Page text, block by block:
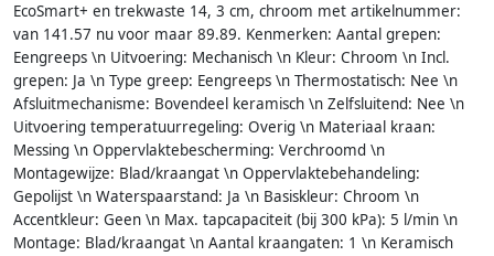
EcoSmart+ en trekwaste 14, 3 cm, chroom met artikelnummer:
van 141.57 nu voor maar 89.89. Kenmerken: Aantal grepen:
Eengreeps \n Uitvoering: Mechanisch \n Kleur: Chroom \n Incl.
grepen: Ja \n Type greep: Eengreeps \n Thermostatisch: Nee \n
Afsluitmechanisme: Bovendeel keramisch \n Zelfsluitend: Nee \n
Uitvoering temperatuurregeling: Overig \n Materiaal kraan:
Messing \n Oppervlaktebescherming: Verchroomd \n
Montagewijze: Blad/kraangat \n Oppervlaktebehandeling:
Gepolijst \n Waterspaarstand: Ja \n Basiskleur: Chroom \n
Accentkleur: Geen \n Max. tapcapaciteit (bij 300 kPa): 5 l/min \n
Montage: Blad/kraangat \n Aantal kraangaten: 1 \n Keramisch